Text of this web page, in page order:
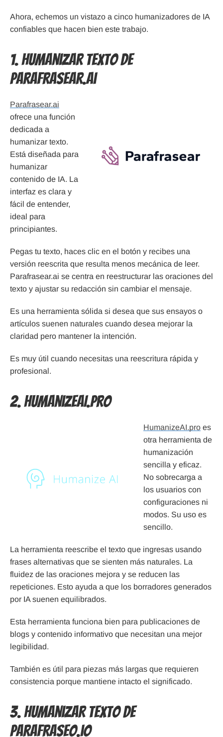
Ahora, echemos un vistazo a cinco humanizadores de IA
confiables que hacen bien este trabajo.
1. Humanizar Texto de
Parafrasear.ai
Parafrasear.ai
ofrece una función
dedicada a
humanizar texto.
Está diseñada para
humanizar
contenido de IA. La
interfaz es clara y
fácil de entender,
ideal para
principiantes.
Pegas tu texto, haces clic en el botón y recibes una
versión reescrita que resulta menos mecánica de leer.
Parafrasear.ai se centra en reestructurar las oraciones del
texto y ajustar su redacción sin cambiar el mensaje.
Es una herramienta sólida si desea que sus ensayos o
artículos suenen naturales cuando desea mejorar la
claridad pero mantener la intención.
Es muy útil cuando necesitas una reescritura rápida y
profesional.
2. HumanizeAI.pro
HumanizeAI.pro es
otra herramienta de
humanización
sencilla y eficaz.
No sobrecarga a
los usuarios con
configuraciones ni
modos. Su uso es
sencillo.
La herramienta reescribe el texto que ingresas usando
frases alternativas que se sienten más naturales. La
fluidez de las oraciones mejora y se reducen las
repeticiones. Esto ayuda a que los borradores generados
por IA suenen equilibrados.
Esta herramienta funciona bien para publicaciones de
blogs y contenido informativo que necesitan una mejor
legibilidad.
También es útil para piezas más largas que requieren
consistencia porque mantiene intacto el significado.
3. Humanizar Texto de
Parafraseo.io